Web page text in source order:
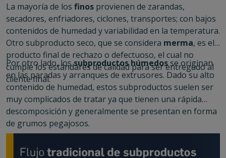
La mayoría de los finos provienen de zarandas,
secadores, enfriadores, ciclones, transportes; con bajos
contenidos de humedad y variabilidad en la temperatura.
Otro subproducto seco, que se considera merma, es el
producto final de rechazo o defectuoso, el cual no
cumple los estándares de calidad para ser entregado al
cliente final.
Por otro lado, lossubproductos húmedosse originan
en las paradas y arranques de extrusores. Dado su alto
contenido de humedad, estos subproductos suelen ser
muy complicados de tratar ya que tienen una rápida
descomposición y generalmente se presentan en forma
de grumos pegajosos.